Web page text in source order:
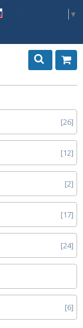
▼
26
12
2
17
24
6